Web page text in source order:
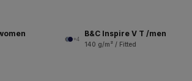
+4
B&C Inspire V T /men
140 g/m² / Fitted